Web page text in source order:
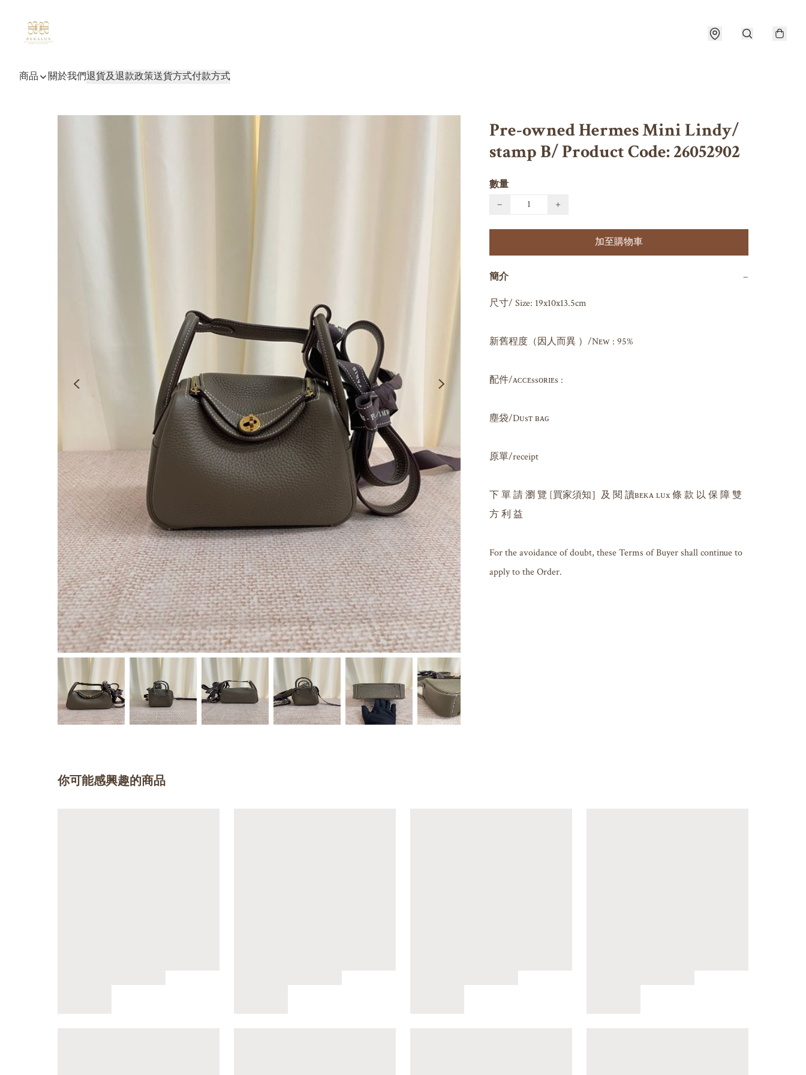
商品 關於我們退貨及退款政策送貨方式付款方式
Pre-owned Hermes Mini Lindy/
stamp B/ Product Code: 26052902
數量
−
+
加至購物車
簡介 −
尺寸/ Size: 19x10x13.5cm
新舊程度（因人而異 ）/Nᴇᴡ : 95%
配件/ᴀᴄᴄᴇssᴏʀɪᴇs :
塵袋/Dᴜsᴛ ʙᴀɢ
原單/receipt
下 單 請 瀏 覽 [買家須知］及 閱 讀ʙᴇᴋᴀ ʟᴜx 條 款 以 保 障 雙
方 利 益
For the avoidance of doubt, these Terms of Buyer shall continue to
apply to the Order.
你可能感興趣的商品